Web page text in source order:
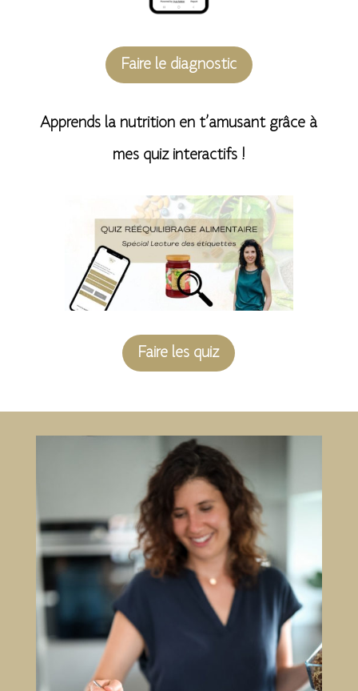
Faire le diagnostic
Apprends la nutrition en t’amusant grâce à
mes quiz interactifs !
Faire les quiz